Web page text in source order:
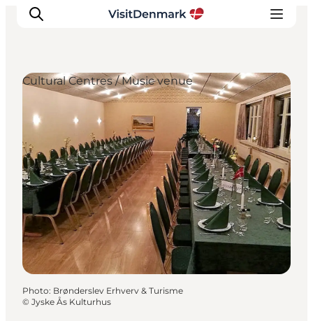
Inspirations
Destinations
Quoi faire
Hébergements
Planifiez votre voyage
Cultural Centres / Music venue
Photo: Brønderslev Erhverv & Turisme
© Jyske Ås Kulturhus